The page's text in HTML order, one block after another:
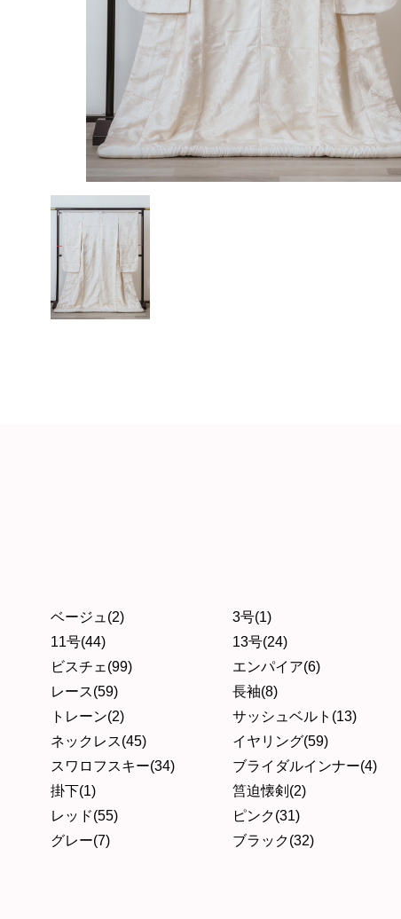
ベージュ(2) 3号(1)
11号(44)
13号(24)
ビスチェ(99)
エンパイア(6)
レース(59)
長袖(8)
トレーン(2)
サッシュベルト(13)
ネックレス(45)
イヤリング(59)
スワロフスキー(34)
ブライダルインナー(4)
掛下(1)
筥迫懐剣(2)
レッド(55)
ピンク(31)
グレー(7)
ブラック(32)